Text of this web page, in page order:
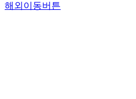
해외이동버튼